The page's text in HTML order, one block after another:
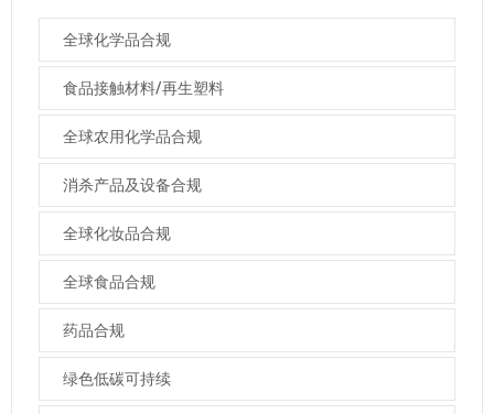
全球化学品合规
食品接触材料/再生塑料
全球农用化学品合规
消杀产品及设备合规
全球化妆品合规
全球食品合规
药品合规
绿色低碳可持续